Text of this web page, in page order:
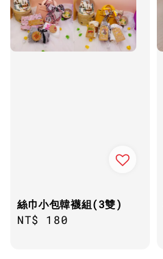
絲巾小包韓襪組(3雙)
Regular
NT$ 180